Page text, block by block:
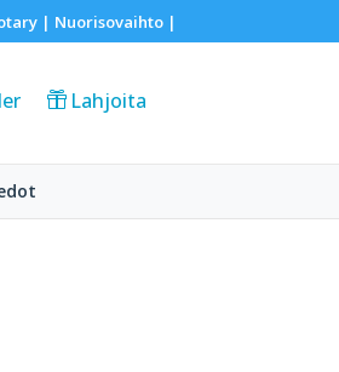
| Nuorisovaihto|
Lahjoita